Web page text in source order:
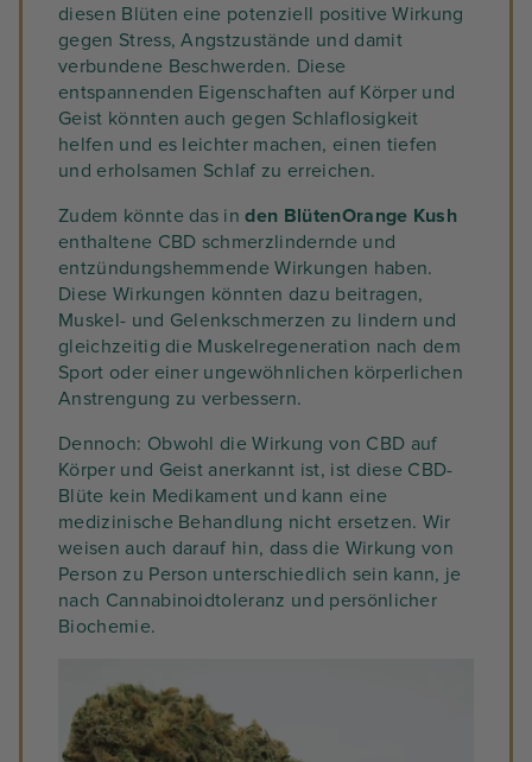
diesen Blüten eine potenziell positive Wirkung
gegen Stress, Angstzustände und damit
verbundene Beschwerden. Diese
entspannenden Eigenschaften auf Körper und
Geist könnten auch gegen Schlaflosigkeit
helfen und es leichter machen, einen tiefen
und erholsamen Schlaf zu erreichen.
Zudem könnte das inden BlütenOrange Kush
enthaltene CBD schmerzlindernde und
entzündungshemmende Wirkungen haben.
Diese Wirkungen könnten dazu beitragen,
Muskel- und Gelenkschmerzen zu lindern und
gleichzeitig die Muskelregeneration nach dem
Sport oder einer ungewöhnlichen körperlichen
Anstrengung zu verbessern.
Dennoch: Obwohl die Wirkung von CBD auf
Körper und Geist anerkannt ist, ist diese CBD-
Blüte kein Medikament und kann eine
medizinische Behandlung nicht ersetzen. Wir
weisen auch darauf hin, dass die Wirkung von
Person zu Person unterschiedlich sein kann, je
nach Cannabinoidtoleranz und persönlicher
Biochemie.